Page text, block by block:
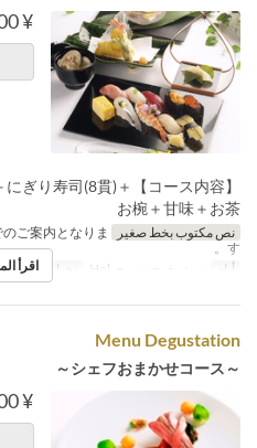
¥ 10,000
物＋にぎり寿司(8貫)＋
お椀＋甘味＋お茶
نص مكتوب بخط صغير
ご案内となりま
す。
أيام
وجبات اقرأ
Menu Degustation
～シェフおまかせコース～
¥ 14,000